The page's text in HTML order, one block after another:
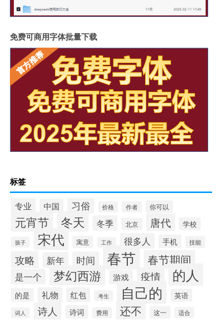
免费可商用字体批量下载
标签
专业 中国 习俗 价格 作者 你可以
元宵节 冬天 冬季 北京 唐代 学校
孩子 宋代 寓意 工作 很多人 手机 技能
攻略 新年 时间 春节 春节期间
是一个 梦幻西游 游戏 疫情 的人
的是 礼物 红包 考生 自己的 英语
词人 诗人 诗词 费用 还不 这一 适合